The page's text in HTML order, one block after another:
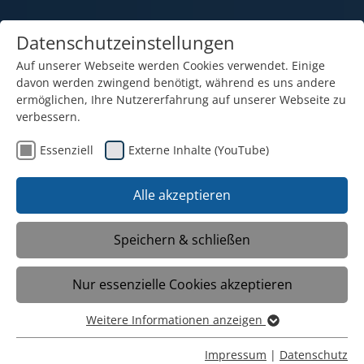
09.03.2026
Kinder brauchen Wurzeln
und Flügel. Deshalb suchen
Derzeit lernen bei uns 130 Schülerinnen
und Schüler in Kleinklassen, von der
Eingangsstufe bis zum
Realschulabschluss. Für unser
Datenschutzeinstellungen
Auf unserer Webseite werden Cookies verwendet. Einige
davon werden zwingend benötigt, während es uns andere
ermöglichen, Ihre Nutzererfahrung auf unserer Webseite zu
verbessern.
Essenziell Externe Inhalte (YouTube)
Alle akzeptieren
Speichern & schließen
Nur essenzielle Cookies akzeptieren
Essenziell
Essenzielle Cookies werden für grundlegende Funktionen
Weitere Informationen anzeigen
Impressum | Datenschutz